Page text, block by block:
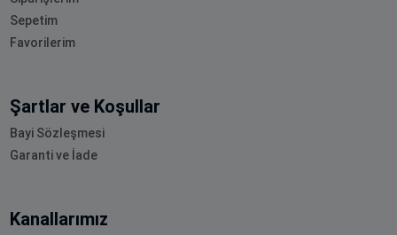
Sepetim
Favorilerim
Şartlar ve Koşullar
Bayi Sözleşmesi
Garanti ve İade
Kanallarımız